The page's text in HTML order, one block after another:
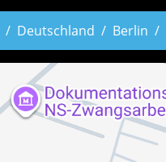
Deutschland Berlin